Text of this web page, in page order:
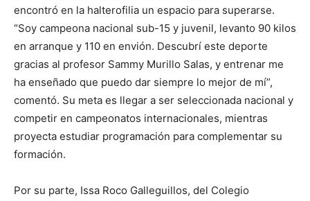
encontró en la halterofilia un espacio para superarse.
“Soy campeona nacional sub-15 y juvenil, levanto 90 kilos
en arranque y 110 en envión. Descubrí este deporte
gracias al profesor Sammy Murillo Salas, y entrenar me
ha enseñado que puedo dar siempre lo mejor de mí”,
comentó. Su meta es llegar a ser seleccionada nacional y
competir en campeonatos internacionales, mientras
proyecta estudiar programación para complementar su
formación.
Por su parte, Issa Roco Galleguillos, del Colegio